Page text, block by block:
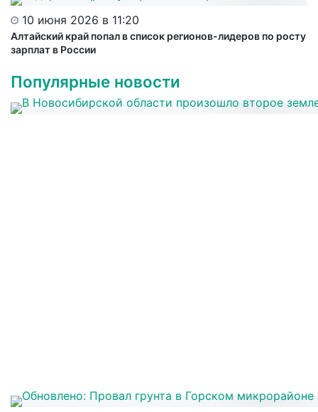
10 июня 2026 в 11:20
Алтайский край попал в список регионов-лидеров по росту
зарплат в России
Популярные новости